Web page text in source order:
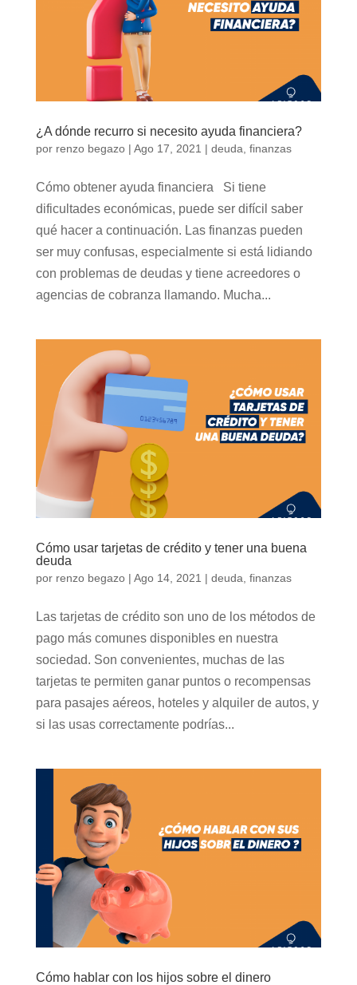
¿A dónde recurro si necesito ayuda financiera?
por renzo begazo| Ago 17, 2021 | deuda finanzas
Cómo obtener ayuda financiera Si tiene
dificultades económicas, puede ser difícil saber
qué hacer a continuación. Las finanzas pueden
ser muy confusas, especialmente si está lidiando
con problemas de deudas y tiene acreedores o
agencias de cobranza llamando. Mucha...
Cómo usar tarjetas de crédito y tener una buena
deuda
por renzo begazo| Ago 14, 2021 | deuda finanzas
Las tarjetas de crédito son uno de los métodos de
pago más comunes disponibles en nuestra
sociedad. Son convenientes, muchas de las
tarjetas te permiten ganar puntos o recompensas
para pasajes aéreos, hoteles y alquiler de autos, y
si las usas correctamente podrías...
Cómo hablar con los hijos sobre el dinero